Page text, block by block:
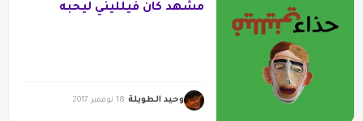
مشهد كان فيلليني ليحبه
وحيد الطويلة 18 نوفمبر 2017